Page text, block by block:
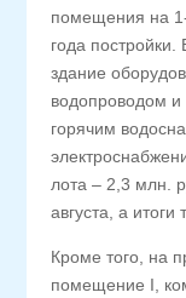
помещения на
года
здание
водопроводом и
горячим
лота – 2,3 млн.
августа, а итоги
Кроме того, на
помещение I,